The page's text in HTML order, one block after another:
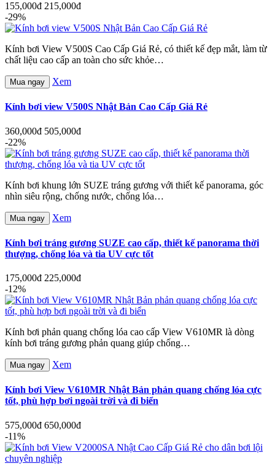
155,000đ 215,000đ
-29%
Kính bơi View V500S Cao Cấp Giá Rẻ, có thiết kế đẹp mắt, làm từ
chất liệu cao cấp an toàn cho sức khỏe…
Mua ngay Xem
Kính bơi view V500S Nhật Bản Cao Cấp Giá Rẻ
360,000đ 505,000đ
-22%
Kính bơi khung lớn SUZE tráng gương với thiết kế panorama, góc
nhìn siêu rộng, chống nước, chống lóa…
Mua ngay Xem
Kính bơi tráng gương SUZE cao cấp, thiết kế panorama thời
thượng, chống lóa và tia UV cực tốt
175,000đ 225,000đ
-12%
Kính bơi phản quang chống lóa cao cấp View V610MR là dòng
kính bơi tráng gương phản quang giúp chống…
Mua ngay Xem
Kính bơi View V610MR Nhật Bản phản quang chống lóa cực
tốt, phù hợp bơi ngoài trời và đi biển
575,000đ 650,000đ
-11%